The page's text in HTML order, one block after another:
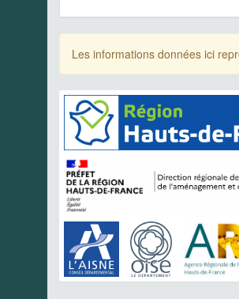
Les informations données ici